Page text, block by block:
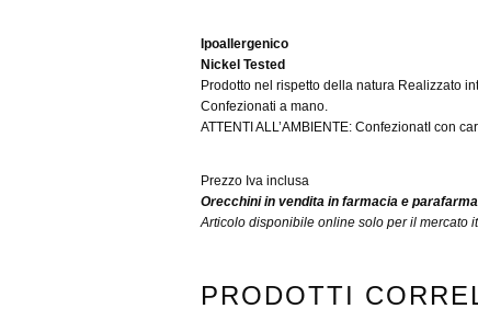
Ipoallergenico
Nickel Tested
Prodotto nel rispetto della natura Realizzato
Confezionati a mano.
ATTENTI ALL’AMBIENTE: ConfezionatI con
Prezzo Iva inclusa
Orecchini in vendita in farmacia e
Articolo disponibile online solo per il mercato
PRODOTTI